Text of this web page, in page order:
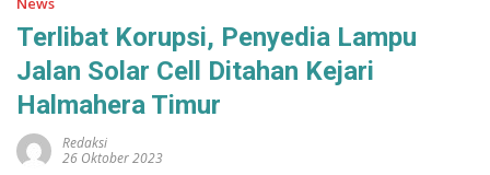
Terlibat Korupsi, Penyedia Lampu
Jalan Solar Cell Ditahan Kejari
Halmahera Timur
Redaksi
26 Oktober 2023